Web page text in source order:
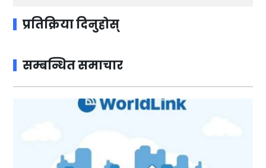
प्रतिक्रिया दिनुहोस्
सम्बन्धित समाचार